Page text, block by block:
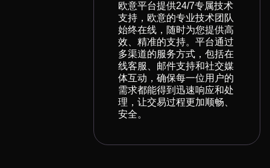
欧意平台提供24/7专属技术
支持，欧意的专业技术团队
始终在线，随时为您提供高
效、精准的支持。平台通过
多渠道的服务方式，包括在
线客服、邮件支持和社交媒
体互动，确保每一位用户的
需求都能得到迅速响应和处
理，让交易过程更加顺畅、
安全。